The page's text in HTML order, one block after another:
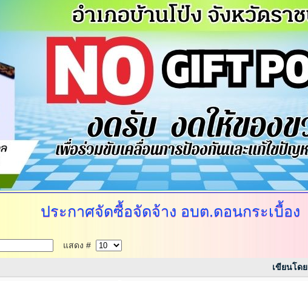
ประกาศจัดซื้อจัดจ้าง อบต.ดอนกระเบื้อง
แสดง #
เขียนโดย